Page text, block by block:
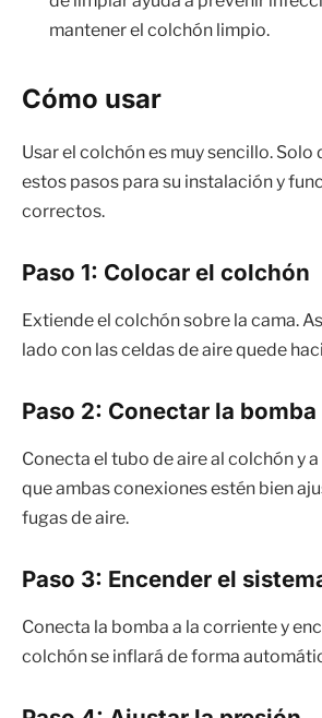
mantener el colchón limpio.
Cómo usar
Usar el colchón es muy sencillo. Solo
estos pasos para su instalación y
correctos.
Paso 1: Colocar el colchón
Extiende el colchón sobre la cama.
lado con las celdas de aire quede
Paso 2: Conectar la bomba
Conecta el tubo de aire al colchón y
que ambas conexiones estén bien
fugas de aire.
Paso 3: Encender el
Conecta la bomba a la corriente y
colchón se inflará de forma